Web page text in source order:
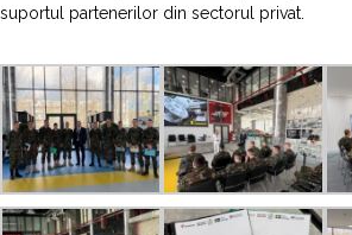
suportul partenerilor din sectorul privat.